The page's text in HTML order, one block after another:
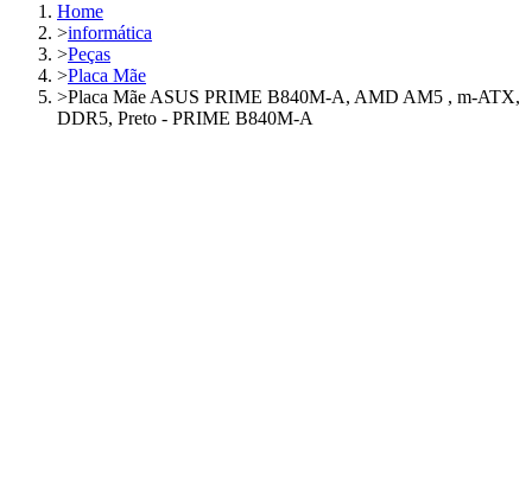
Home
>informática
>Peças
>Placa Mãe
>Placa Mãe ASUS PRIME B840M-A, AMD AM5 , m-ATX,
DDR5, Preto - PRIME B840M-A